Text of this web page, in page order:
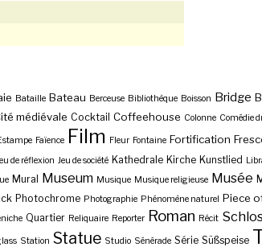
Bataille Bateau Berceuse Bibliothèque Boisson Bridge
médiévale Cocktail Coffeehouse Colonne Comédie
Faïence Film Fleur Fontaine Fortification
de réflexion Jeu de société Kathedrale Kirche Kunstlied
Mural Museum Musique Musique religieuse Musée
Photochrome Photographie Phénomène naturel Piece
Quartier Reliquaire Reporter Roman Récit
Station Statue Studio Sénérade Série Süßspeise